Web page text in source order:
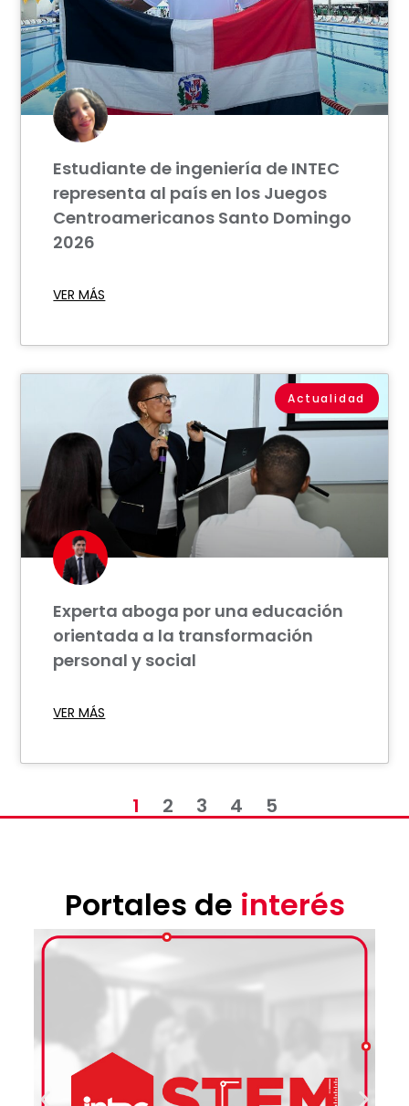
Estudiante de ingeniería de INTEC
representa al país en los Juegos
Centroamericanos Santo Domingo
2026
VER MÁS
Actualidad
Experta aboga por una educación
orientada a la transformación
personal y social
VER MÁS
1 2 3 4 5
Portales de interés